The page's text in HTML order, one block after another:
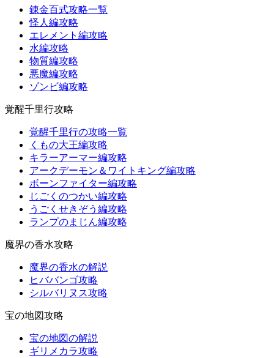
錬金百式攻略一覧
怪人編攻略
エレメント編攻略
水編攻略
物質編攻略
悪魔編攻略
ゾンビ編攻略
覚醒千里行攻略
覚醒千里行の攻略一覧
くもの大王編攻略
キラーアーマー編攻略
アークデーモン＆ワイトキング編攻略
ボーンファイター編攻略
じごくのつかい編攻略
うごくせきぞう編攻略
ランプのまじん編攻略
魔界の香水攻略
魔界の香水の解説
ヒババンゴ攻略
シルバリヌス攻略
宝の地図攻略
宝の地図の解説
ギリメカラ攻略